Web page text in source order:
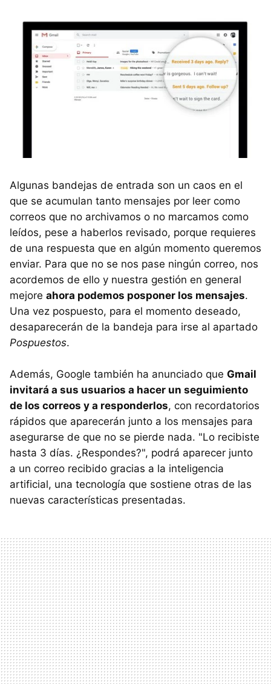
Algunas bandejas de entrada son un caos en el
que se acumulan tanto mensajes por leer como
correos que no archivamos o no marcamos como
leídos, pese a haberlos revisado, porque requieres
de una respuesta que en algún momento queremos
enviar. Para que no se nos pase ningún correo, nos
acordemos de ello y nuestra gestión en general
mejore ahora podemos posponer los mensajes.
Una vez pospuesto, para el momento deseado,
desaparecerán de la bandeja para irse al apartado
Pospuestos.
Además, Google también ha anunciado que Gmail
invitará a sus usuarios a hacer un seguimiento
de los correos y a responderlos, con recordatorios
rápidos que aparecerán junto a los mensajes para
asegurarse de que no se pierde nada. "Lo recibiste
hasta 3 días. ¿Respondes?", podrá aparecer junto
a un correo recibido gracias a la inteligencia
artificial, una tecnología que sostiene otras de las
nuevas características presentadas.